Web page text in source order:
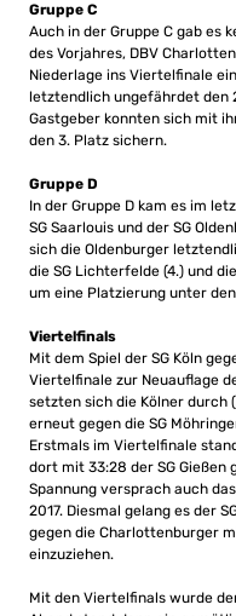
Gruppe C
Auch in der Gruppe C gab es
des Vorjahres, DBV
Niederlage ins Viertelfinale
letztendlich ungefährdet den
Gastgeber konnten sich mit
den 3. Platz sichern.
Gruppe D
In der Gruppe D kam es im
SG Saarlouis und der SG
sich die Oldenburger
die SG Lichterfelde (4.) und
um eine Platzierung unter
Viertelfinals
Mit dem Spiel der SG Köln
Viertelfinale zur Neuauflage
setzten sich die Kölner durch
erneut gegen die SG
Erstmals im Viertelfinale
dort mit 33:28 der SG Gießen
Spannung versprach auch
2017. Diesmal gelang es der
gegen die Charlottenburger
einzuziehen.
Mit den Viertelfinals wurde